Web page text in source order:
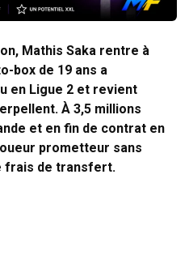
Mathis Saka rentre à
box de 19 ans a
en Ligue 2 et revient
À 3,5 millions
et en fin de contrat en
prometteur sans
frais de transfert.